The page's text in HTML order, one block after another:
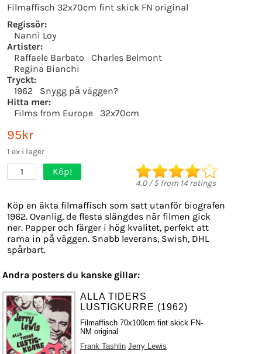
Filmaffisch 32x70cm fint skick FN original
Regissör:
Nanni Loy
Artister:
Raffaele Barbato
Charles Belmont
Regina Bianchi
Tryckt:
1962
Snygg på väggen?
Hitta mer:
Films from Europe
32x70cm
95kr
1 ex i lager
1 Köp!
4.0/5from 14 ratings
Köp en äkta filmaffisch som satt utanför biografen
1962. Ovanlig, de flesta slängdes när filmen gick
ner. Papper och färger i hög kvalitet, perfekt att
rama in på väggen. Snabb leverans, Swish, DHL
spårbart.
Andra posters du kanske gillar:
ALLA TIDERS
LUSTIGKURRE (1962)
Filmaffisch 70x100cm fint skick FN-
NM original
Frank Tashlin Jerry Lewis